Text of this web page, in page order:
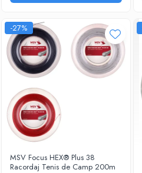
-27%
MSV Focus HEX® Plus 38
Racordaj Tenis de Camp 200m